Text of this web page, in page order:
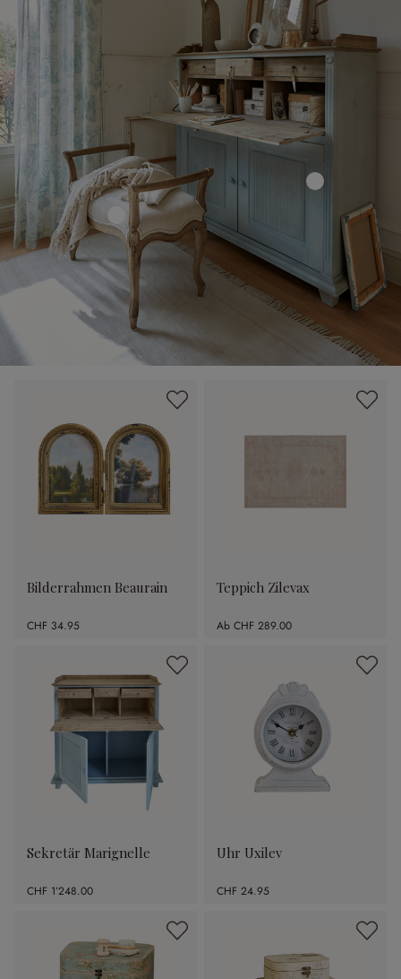
Bilderrahmen Beaurain
CHF 34.95
Teppich Zilevax
Ab CHF 289.00
Sekretär Marignelle
CHF 1’248.00
Uhr Uxilev
CHF 24.95